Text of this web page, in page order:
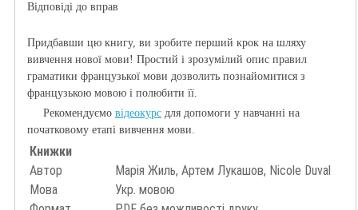
Відповіді до вправ
Придбавши цю книгу, ви зробите перший крок на шляху
вивчення нової мови! Простий і зрозумілий опис правил
граматики французької мови дозволить познайомитися з
французькою мовою і полюбити її.
Рекомендуємо відеокурс для допомоги у навчанні на
початковому етапі вивчення мови.
Книжки
Автор
Марія Жиль, Артем Лукашов, Nicole Duval
Мова
Укр. мовою